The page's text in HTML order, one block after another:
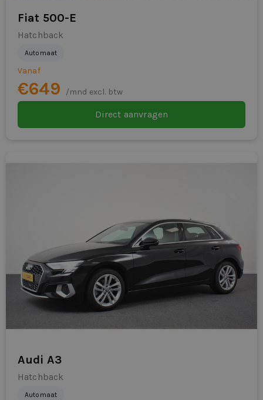
Fiat 500-E
Hatchback
Automaat
Vanaf
€649 /mnd excl. btw
Direct aanvragen
Audi A3
Hatchback
Automaat